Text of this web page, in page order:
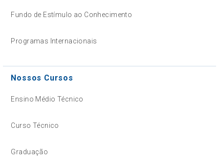
Fundo de Estímulo ao Conhecimento
Programas Internacionais
Nossos Cursos
Ensino Médio Técnico
Curso Técnico
Graduação